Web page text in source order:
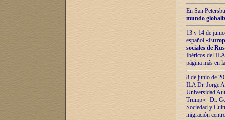
En San
mundo
13 y 14 de
español «
sociales de
Ibéricos del ILA
página más en
8 de junio de
ILA Dr. Jorge
Universidad
Trump». Dr.
Sociedad y
migración